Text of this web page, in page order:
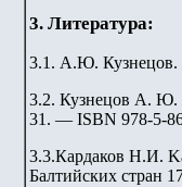
3. Литература:
3.1. А.Ю. Кузнецов.
3.2. Кузнецов А. Ю.
31. — ISBN 978-5-
3.3.Кардаков Н.И.
Балтийских стран